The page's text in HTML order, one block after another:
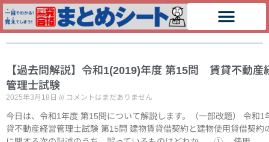
【過去問解説】令和1(2019)年度 第15問 賃貸不動産
管理士試験
2025年3月18日 コメントはまだありません
今日は、令和1年度 第15問について解説します。（一部改題） 令和1
貸不動産経営管理士試験 第15問 建物賃貸借契約と建物使用貸借契約